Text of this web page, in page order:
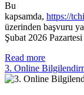
Bu
kapsamda, https://
üzerinden başvuru
Şubat 2026 Pazartesi
Read more
3. Online